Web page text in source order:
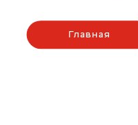
Главная